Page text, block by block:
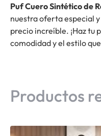
Puf Cuero Sintético de
nuestra oferta especial
precio increíble. ¡Haz tu
comodidad y el estilo
Productos